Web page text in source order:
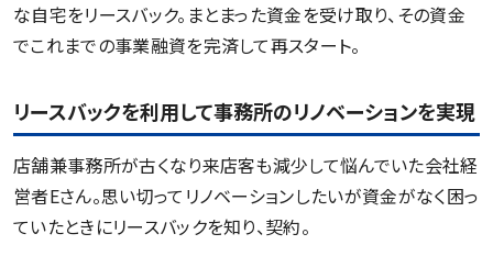
な自宅をリースバック。まとまった資金を受け取り、その資金
でこれまでの事業融資を完済して再スタート。
リースバックを利用して事務所のリノベーションを実現
店舗兼事務所が古くなり来店客も減少して悩んでいた会社経
営者Eさん。思い切ってリノベーションしたいが資金がなく困っ
ていたときにリースバックを知り、契約。